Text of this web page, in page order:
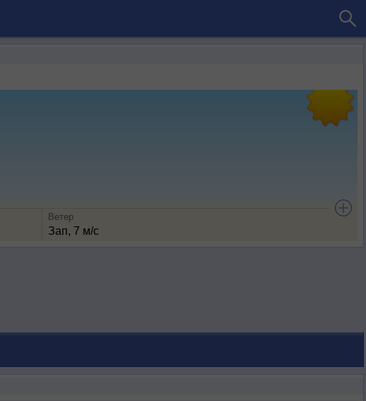
Ветер
Зап, 7 м/с